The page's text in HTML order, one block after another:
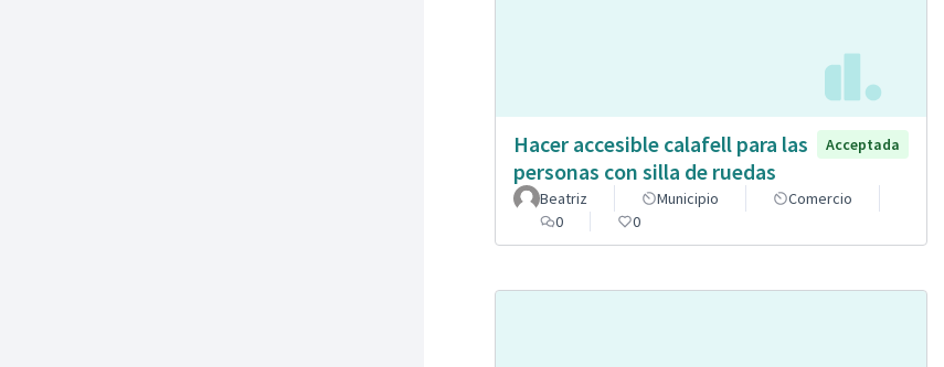
Hacer accesible calafell para las
personas con silla de ruedas
Acceptada
Beatriz Municipio
Comercio
0
0